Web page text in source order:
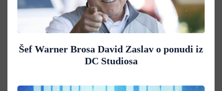
Šef Warner Brosa David Zaslav o ponudi iz
DC Studiosa